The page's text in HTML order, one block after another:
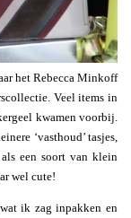
het Rebecca Minkoff
Veel items in
kwamen voorbij.
‘vasthoud’ tasjes,
een soort van klein
wel cute!
ik zag inpakken en